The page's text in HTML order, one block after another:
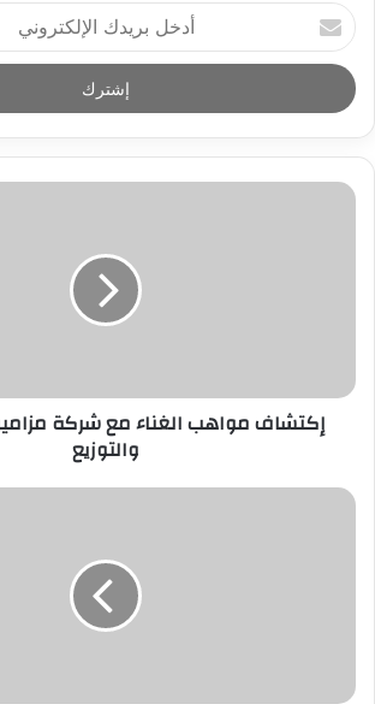
أ
د
خ
ل
ر
د
ر
إكتشاف مواهب الغناء مع شركة مزامير
والتوزيع